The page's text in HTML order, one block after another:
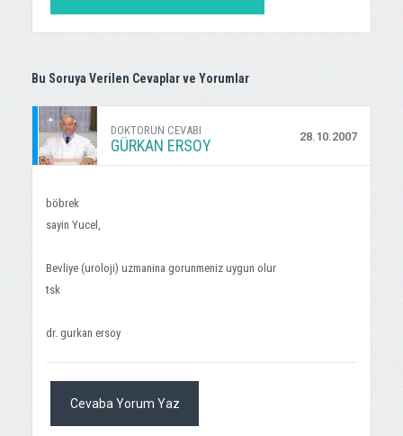
Bu Soruya Verilen Cevaplar ve Yorumlar
DOKTORUN CEVABI
GÜRKAN ERSOY 28.10.2007
böbrek
sayin Yucel,
Bevliye (uroloji) uzmanina gorunmeniz uygun olur
tsk
dr. gurkan ersoy
Cevaba Yorum Yaz